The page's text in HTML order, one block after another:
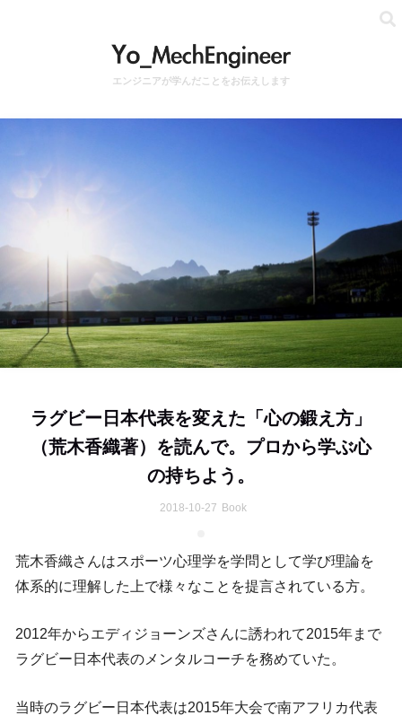
エンジニアが学んだことをお伝えします
ラグビー日本代表を変えた「心の鍛え方」
（荒木香織著）を読んで。プロから学ぶ心
の持ちよう。
2018-10-27 Book
荒木香織さんはスポーツ心理学を学問として学び理論を
体系的に理解した上で様々なことを提言されている方。
2012年からエディジョーンズさんに誘われて2015年まで
ラグビー日本代表のメンタルコーチを務めていた。
当時のラグビー日本代表は2015年大会で南アフリカ代表